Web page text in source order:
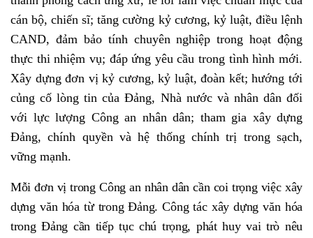
cán bộ, chiến sĩ; tăng cường kỷ cương, kỷ luật, điều lệnh
CAND, đảm bảo tính chuyên nghiệp trong hoạt động
thực thi nhiệm vụ; đáp ứng yêu cầu trong tình hình mới.
Xây dựng đơn vị kỷ cương, kỷ luật, đoàn kết; hướng tới
củng cố lòng tin của Đảng, Nhà nước và nhân dân đối
với lực lượng Công an nhân dân; tham gia xây dựng
Đảng, chính quyền và hệ thống chính trị trong sạch,
vững mạnh.
Mỗi đơn vị trong Công an nhân dân cần coi trọng việc xây
dựng văn hóa từ trong Đảng. Công tác xây dựng văn hóa
trong Đảng cần tiếp tục chú trọng, phát huy vai trò nêu